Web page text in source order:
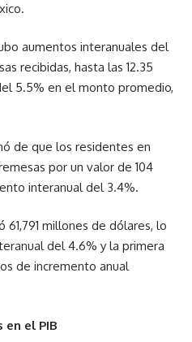
aumentos interanuales del
recibidas, hasta las 12.35
5.5% en el monto promedio,
de que los residentes en
por un valor de 104
interanual del 3.4%.
millones de dólares, lo
del 4.6% y la primera
de incremento anual
el PIB